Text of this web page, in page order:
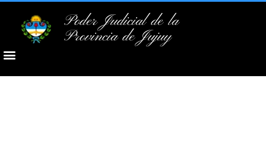
Poder Judicial de la
Provincia de Jujuy